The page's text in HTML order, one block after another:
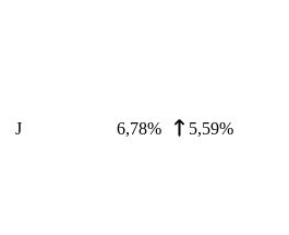
J 6,78% 5,59%